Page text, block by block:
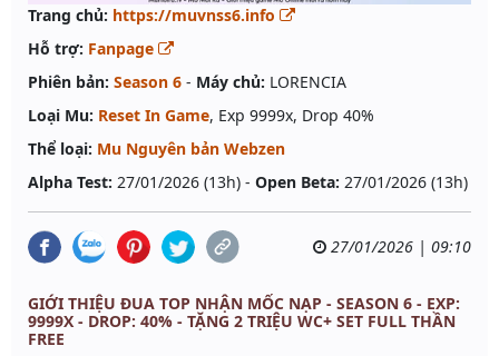
Trang chủ: https://muvnss6.info
Hỗ trợ: Fanpage
Phiên bản: Season 6 - Máy chủ: LORENCIA
Loại Mu: Reset In Game, Exp 9999x, Drop 40%
Thể loại: Mu Nguyên bản Webzen
Alpha Test: 27/01/2026 (13h) - Open Beta: 27/01/2026 (13h)
27/01/2026 | 09:10
GIỚI THIỆU ĐUA TOP NHẬN MỐC NẠP - SEASON 6 - EXP:
9999X - DROP: 40% - TẶNG 2 TRIỆU WC+ SET FULL THẦN
FREE